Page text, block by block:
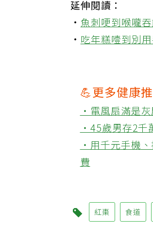
延伸閱讀：
·魚刺哽到喉嚨
·吃年糕噎到別
💪更多健康
‧電風扇滿是灰
‧45歲男存2千
‧用千元手機、
費
紅棗 食道